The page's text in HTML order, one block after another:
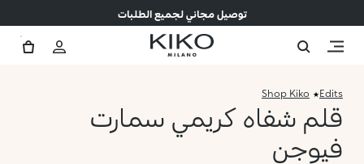
توصيل مجاني لجميع الطلبات
Edits
Shop Kiko
قلم شفاه كريمي سمارت
فيوجن